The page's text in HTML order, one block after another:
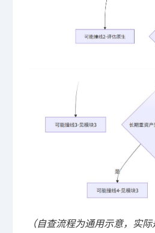
（自查流程为通用示意，实